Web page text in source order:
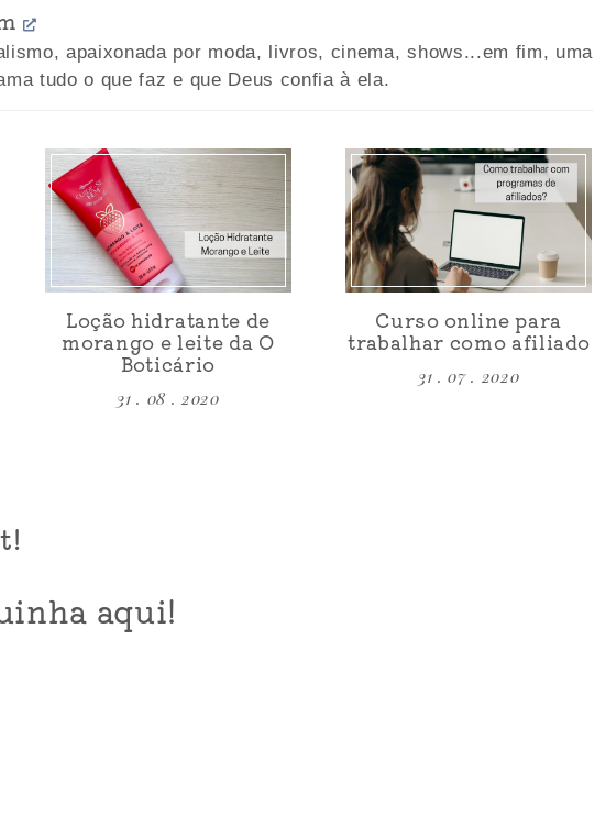
apaixonada por moda, livros, cinema, shows...em fim, uma
tudo o que faz e que Deus confia à ela.
Loção hidratante de
morango e leite da O
Boticário
31 . 08 . 2020
Curso online para
trabalhar como afiliado
31 . 07 . 2020
aqui!